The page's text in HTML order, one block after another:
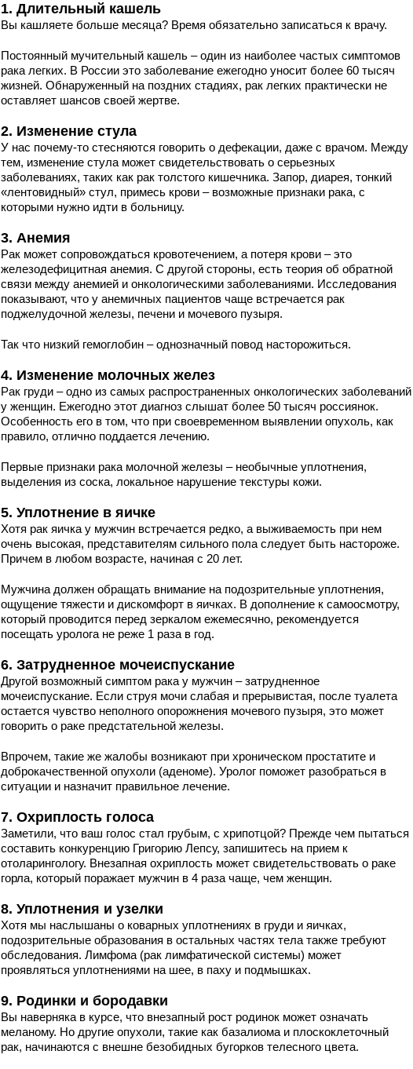
1. Длительный кашель
Вы кашляете больше месяца? Время обязательно записаться к врачу.
Постоянный мучительный кашель – один из наиболее частых симптомов
рака легких. В России это заболевание ежегодно уносит более 60 тысяч
жизней. Обнаруженный на поздних стадиях, рак легких практически не
оставляет шансов своей жертве.
2. Изменение стула
У нас почему-то стесняются говорить о дефекации, даже с врачом. Между
тем, изменение стула может свидетельствовать о серьезных
заболеваниях, таких как рак толстого кишечника. Запор, диарея, тонкий
«лентовидный» стул, примесь крови – возможные признаки рака, с
которыми нужно идти в больницу.
3. Анемия
Рак может сопровождаться кровотечением, а потеря крови – это
железодефицитная анемия. С другой стороны, есть теория об обратной
связи между анемией и онкологическими заболеваниями. Исследования
показывают, что у анемичных пациентов чаще встречается рак
поджелудочной железы, печени и мочевого пузыря.
Так что низкий гемоглобин – однозначный повод насторожиться.
4. Изменение молочных желез
Рак груди – одно из самых распространенных онкологических заболеваний
у женщин. Ежегодно этот диагноз слышат более 50 тысяч россиянок.
Особенность его в том, что при своевременном выявлении опухоль, как
правило, отлично поддается лечению.
Первые признаки рака молочной железы – необычные уплотнения,
выделения из соска, локальное нарушение текстуры кожи.
5. Уплотнение в яичке
Хотя рак яичка у мужчин встречается редко, а выживаемость при нем
очень высокая, представителям сильного пола следует быть настороже.
Причем в любом возрасте, начиная с 20 лет.
Мужчина должен обращать внимание на подозрительные уплотнения,
ощущение тяжести и дискомфорт в яичках. В дополнение к самоосмотру,
который проводится перед зеркалом ежемесячно, рекомендуется
посещать уролога не реже 1 раза в год.
6. Затрудненное мочеиспускание
Другой возможный симптом рака у мужчин – затрудненное
мочеиспускание. Если струя мочи слабая и прерывистая, после туалета
остается чувство неполного опорожнения мочевого пузыря, это может
говорить о раке предстательной железы.
Впрочем, такие же жалобы возникают при хроническом простатите и
доброкачественной опухоли (аденоме). Уролог поможет разобраться в
ситуации и назначит правильное лечение.
7. Охриплость голоса
Заметили, что ваш голос стал грубым, с хрипотцой? Прежде чем пытаться
составить конкуренцию Григорию Лепсу, запишитесь на прием к
отоларингологу. Внезапная охриплость может свидетельствовать о раке
горла, который поражает мужчин в 4 раза чаще, чем женщин.
8. Уплотнения и узелки
Хотя мы наслышаны о коварных уплотнениях в груди и яичках,
подозрительные образования в остальных частях тела также требуют
обследования. Лимфома (рак лимфатической системы) может
проявляться уплотнениями на шее, в паху и подмышках.
9. Родинки и бородавки
Вы наверняка в курсе, что внезапный рост родинок может означать
меланому. Но другие опухоли, такие как базалиома и плоскоклеточный
рак, начинаются с внешне безобидных бугорков телесного цвета.